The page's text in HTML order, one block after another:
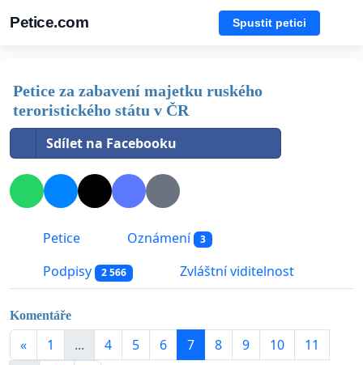
Petice.com Spustit petici
Petice za zabavení majetku ruského
teroristického státu v ČR
Sdílet na Facebooku
Petice Oznámení 3
Podpisy 2 566 Zvláštní viditelnost
Komentáře
« 1 ... 4 5 6 7 8 9 10
11